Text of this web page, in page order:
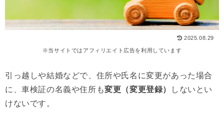
2025.08.29
※当サイトではアフィリエイト広告を利用しています
引っ越しや結婚などで、住所や氏名に変更があった場合
に、車検証の名義や住所も変更（変更登録）
しないとい
けないです。